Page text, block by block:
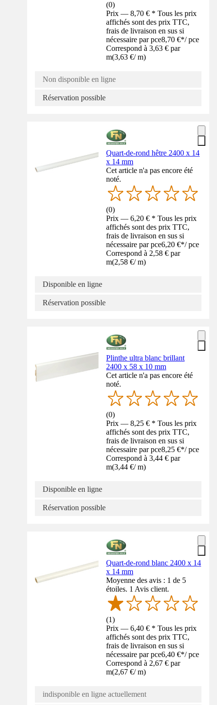
(0)
Prix — 8,70 € * Tous les prix
affichés sont des prix TTC,
frais de livraison en sus si
nécessaire par pce8,70 €*/ pce
Correspond à 3,63 € par
m(3,63 €/ m)
Non disponible en ligne
Réservation possible
Quart-de-rond hêtre 2400 x 14
x 14 mm
Cet article n'a pas encore été
noté.
(0)
Prix — 6,20 € * Tous les prix
affichés sont des prix TTC,
frais de livraison en sus si
nécessaire par pce6,20 €*/ pce
Correspond à 2,58 € par
m(2,58 €/ m)
Disponible en ligne
Réservation possible
Plinthe ultra blanc brillant
2400 x 58 x 10 mm
Cet article n'a pas encore été
noté.
(0)
Prix — 8,25 € * Tous les prix
affichés sont des prix TTC,
frais de livraison en sus si
nécessaire par pce8,25 €*/ pce
Correspond à 3,44 € par
m(3,44 €/ m)
Disponible en ligne
Réservation possible
Quart-de-rond blanc 2400 x 14
x 14 mm
Moyenne des avis : 1 de 5
étoiles. 1 Avis client.
(1)
Prix — 6,40 € * Tous les prix
affichés sont des prix TTC,
frais de livraison en sus si
nécessaire par pce6,40 €*/ pce
Correspond à 2,67 € par
m(2,67 €/ m)
indisponible en ligne actuellement